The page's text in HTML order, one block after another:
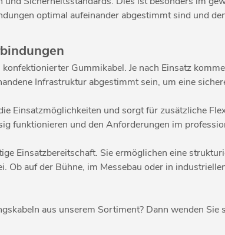
optimal aufeinander abgestimmt sind und
Gummikabel. Je nach Einsatz
Infrastruktur abgestimmt sein, um eine
Einsatzmöglichkeiten und sorgt für zusätzliche
funktionieren und den Anforderungen im
Einsatzbereitschaft. Sie ermöglichen eine
auf der Bühne, im Messebau oder in
aus unserem Sortiment? Dann wenden Sie